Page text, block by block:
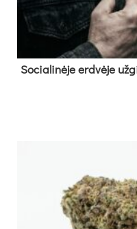
So­cia­li­nė­je erd­vė­je